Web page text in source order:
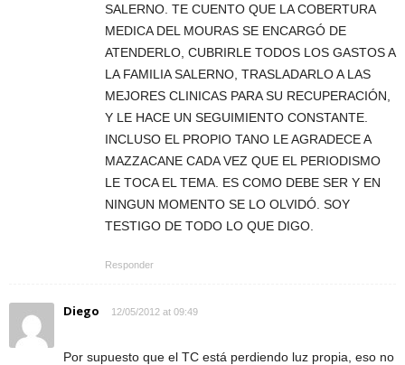
SALERNO. TE CUENTO QUE LA COBERTURA
MEDICA DEL MOURAS SE ENCARGÓ DE
ATENDERLO, CUBRIRLE TODOS LOS GASTOS A
LA FAMILIA SALERNO, TRASLADARLO A LAS
MEJORES CLINICAS PARA SU RECUPERACIÓN,
Y LE HACE UN SEGUIMIENTO CONSTANTE.
INCLUSO EL PROPIO TANO LE AGRADECE A
MAZZACANE CADA VEZ QUE EL PERIODISMO
LE TOCA EL TEMA. ES COMO DEBE SER Y EN
NINGUN MOMENTO SE LO OLVIDÓ. SOY
TESTIGO DE TODO LO QUE DIGO.
Responder
Diego 12/05/2012 at 09:49
Por supuesto que el TC está perdiendo luz propia, eso no